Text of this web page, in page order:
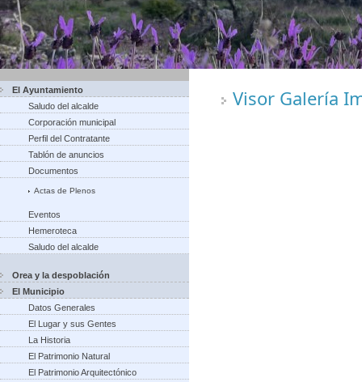
El Ayuntamiento
Saludo del alcalde
Corporación municipal
Perfil del Contratante
Tablón de anuncios
Documentos
Actas de Plenos
Eventos
Hemeroteca
Saludo del alcalde
Orea y la despoblación
El Municipio
Datos Generales
El Lugar y sus Gentes
La Historia
El Patrimonio Natural
El Patrimonio Arquitectónico
Visor Galería